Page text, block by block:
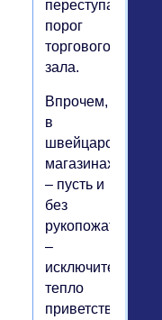
переступает
порог
торгового
зала.
Впрочем,
в
швейцарских
магазинах
– пусть и
без
рукопожатий
–
исключительно
тепло
приветствуют